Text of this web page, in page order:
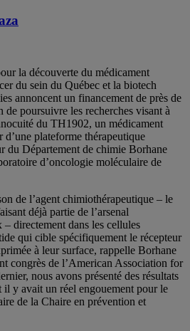
la découverte du médicament
du sein du Québec et la biotech
annoncent un financement de près de
poursuivre les recherches visant à
du TH1902, un médicament
plateforme thérapeutique
du Département de chimie Borhane
d’oncologie moléculaire de
de l’agent chimiothérapeutique – le
déjà partie de l’arsenal
directement dans les cellules
qui cible spécifiquement le récepteur
à leur surface, rappelle Borhane
congrès de l’American Association for
nous avons présenté des résultats
il y avait un réel engouement pour le
de la Chaire en prévention et